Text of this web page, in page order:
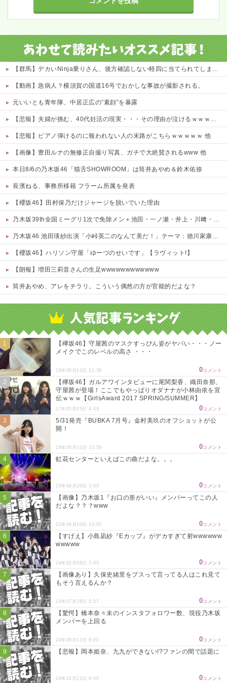
【群馬】デカいNinja乗りさん、後方確認しない軽四に当てられてしまう。
【動画】急病人？横須賀の国道16号でおかしな事故が撮影される。
元いいとも青年隊、中居正広の”素顔”を暴露
【悲報】夫婦が挑む、40代妊活の現実・・・その理由が泣けるｗｗｗｗ 他
【悲報】ピアノ弾けるのに報われない人の末路がこちらｗｗｗｗｗ 他
【画像】豊田ルナの無修正自撮り写真、ガチで大絶賛されるwww 他
本日8/6の乃木坂46「猫舌SHOWROOM」は筒井あやめ＆鈴木佑捺
長濱ねる、事務所移籍 フラーム所属を発表
【櫻坂46】田村保乃だけジャージを脱いでいた理由
乃木坂39th全国ミーグリ1次で免除メン＋池田・一ノ瀬・井上・川﨑・菅原・中西が全完売
乃木坂46 池田瑛紗出演「小峠英二のなんて美だ！」テーマ：徳川家康【2025.8.5 24:00〜 TOKYO MX】
【櫻坂46】ハリソン守屋「ゆーづのせいです」【ラヴィット!】
【朗報】増田三莉音さんの生足wwwwwwwwwwww
筒井あやめ、アレをチラリ。こういう偶然の方が官能的だよな？
【欅坂46】守屋茜のマスクすっぴん姿がヤバい・・・ノー
メイクでこのレベルの高さ ・・・
16年06月11日 11:39 0コメント
【欅坂46】ガルアワインタビューに尾関梨香、織田奈那、
守屋茜が登場！ここでもやっぱりオダナナが小林由依を宣
伝ｗｗｗ【GirlsAward 2017 SPRING/SUMMER】
17年05月03日 4:49 0コメント
5/31発売『BUBKA 7月号』金村美玖のオフショットが公
開！
19年05月31日 10:59 0コメント
虹花センターといえばこの曲だよな。。。
20年09月20日 3:00 0コメント
【画像】乃木坂1『お口の形がいい』メンバーってこの人
だよな？？？www
22年04月10日 10:00 0コメント
【すげえ】小島凪紗『Eカップ』がデカすぎて射wwwwww
wwwww
24年02月08日 7:45 0コメント
【画像あり】久保史緒里をブスって言ってる人はこれ見て
もそう言えるんか？
24年07月28日 5:57 0コメント
【驚愕】橋本奈々未のインスタフォロワー数、現役乃木坂
メンバーを上回る
24年09月17日 8:00 0コメント
【悲報】岡本姫奈、九九ができない!?ファンの間で話題に
24年12月21日 9:00 0コメント